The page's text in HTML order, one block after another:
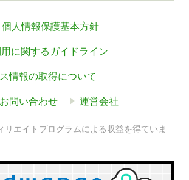
個人情報保護基本方針
に関するガイドライン
情報の取得について
問い合わせ 運営会社
リエイトプログラムによる収益を得ていま